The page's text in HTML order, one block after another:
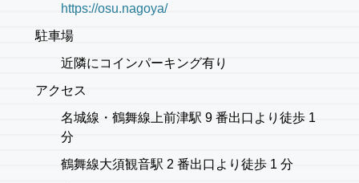
https://osu.nagoya/
駐車場
近隣にコインパーキング有り
アクセス
名城線・鶴舞線上前津駅 9 番出口より徒歩 1
分
鶴舞線大須観音駅 2 番出口より徒歩 1 分